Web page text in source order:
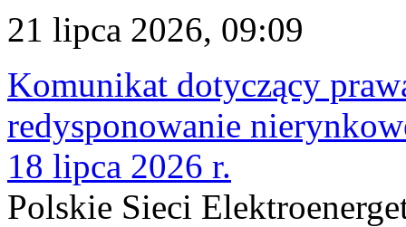
21 lipca 2026, 09:09
Komunikat dotyczący
redysponowanie
18 lipca 2026 r.
Polskie Sieci